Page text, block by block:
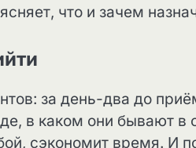
что и зачем
за день-два до
в каком они бывают в
сэкономит время. И